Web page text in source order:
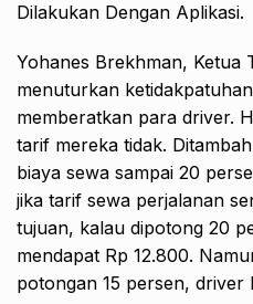
Dilakukan Dengan Aplikasi.
Yohanes Brekhman, Ketua
menuturkan
memberatkan para driver.
tarif mereka tidak.
biaya sewa sampai 20
jika tarif sewa perjalanan
tujuan, kalau dipotong 20
mendapat Rp 12.800.
potongan 15 persen, driver